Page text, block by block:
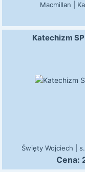
Macmillan
Katechizm
Święty Wojciech
Cena: